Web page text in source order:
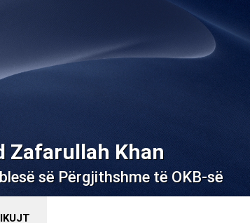
Zafarullah Khan
së Përgjithshme të OKB-së